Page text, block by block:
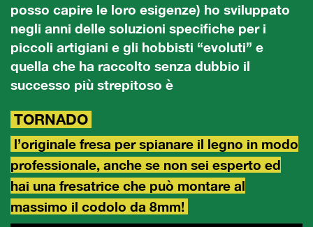
posso capire le loro esigenze) ho sviluppato
negli anni delle soluzioni specifiche per i
piccoli artigiani e gli hobbisti “evoluti” e
quella che ha raccolto senza dubbio il
successo più strepitoso è
TORNADO
l’originale fresa per spianare il legno in modo
professionale, anche se non sei esperto ed
hai una fresatrice che può montare al
massimo il codolo da 8mm!